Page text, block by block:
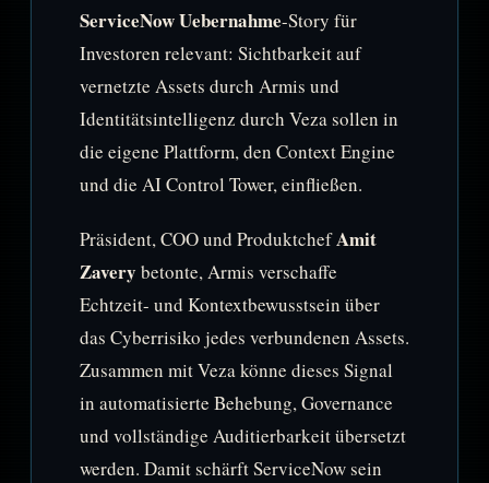
ServiceNow Uebernahme-Story für
Investoren relevant: Sichtbarkeit auf
vernetzte Assets durch Armis und
Identitätsintelligenz durch Veza sollen in
die eigene Plattform, den Context Engine
und die AI Control Tower, einfließen.
Präsident, COO und ProduktchefAmit
Zavery betonte, Armis verschaffe
Echtzeit- und Kontextbewusstsein über
das Cyberrisiko jedes verbundenen Assets.
Zusammen mit Veza könne dieses Signal
in automatisierte Behebung, Governance
und vollständige Auditierbarkeit übersetzt
werden. Damit schärft ServiceNow sein